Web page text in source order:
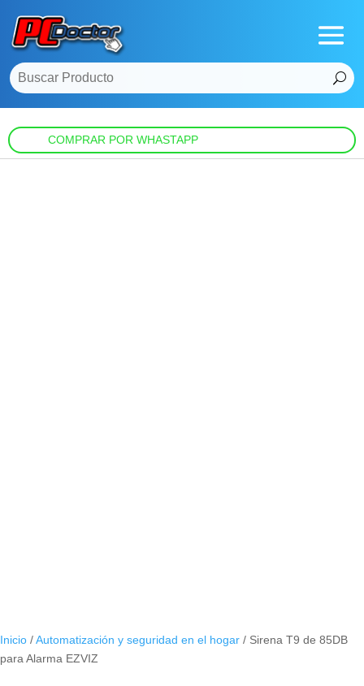
COMPRAR POR WHASTAPP
Inicio /Automatización y seguridad en el hogar / Sirena T9 de 85DB
para Alarma EZVIZ